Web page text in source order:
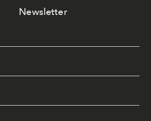
Newsletter